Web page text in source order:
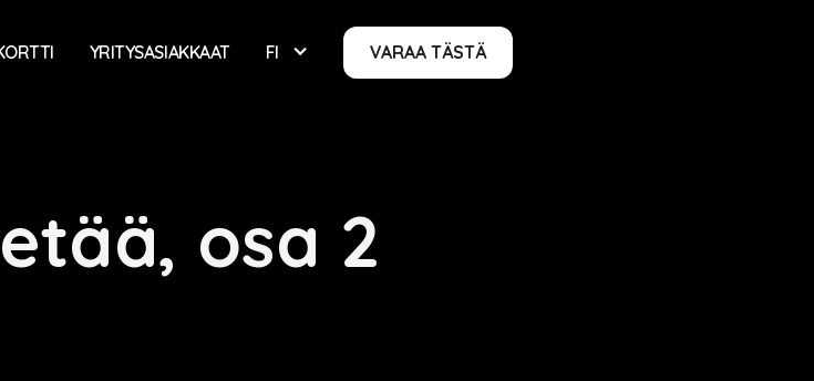
YRITYSASIAKKAAT FI VARAA TÄSTÄ
osa 2